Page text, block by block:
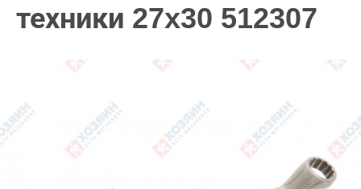
техники 27x30 512307